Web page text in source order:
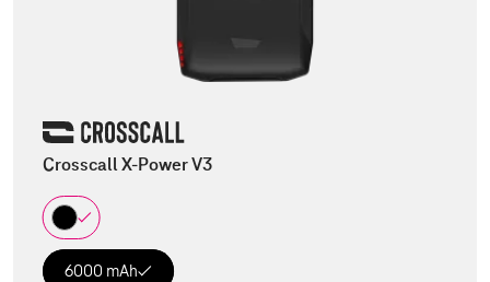
Crosscall X-Power V3
6000 mAh